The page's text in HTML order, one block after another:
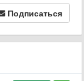
Подписаться